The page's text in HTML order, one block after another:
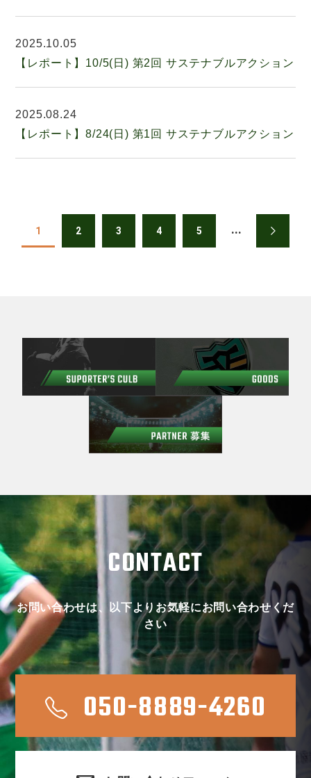
2025.10.05
【レポート】10/5(日) 第2回 サステナブルアクション
2025.08.24
【レポート】8/24(日) 第1回 サステナブルアクション
1 2 3 4 5 ...
CONTACT
お問い合わせは、以下よりお気軽にお問い合わせくだ
さい
050-8889-4260